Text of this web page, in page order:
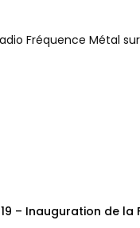
Fréquence Métal
– Inauguration de la